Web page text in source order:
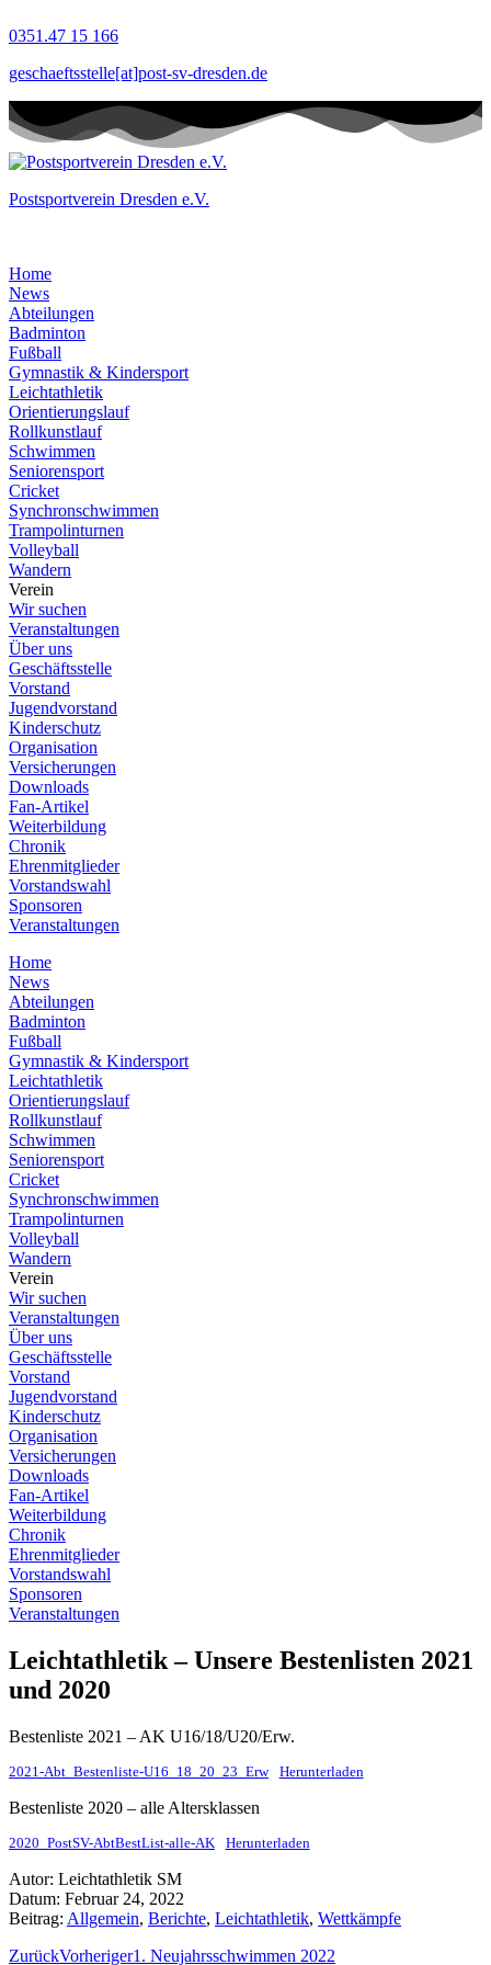
Inhalt
0351.47 15 166
geschaeftsstelle[at]post-sv-dresden.de
Postsportverein Dresden e.V.
Home
News
Abteilungen
Badminton
Fußball
Gymnastik & Kindersport
Leichtathletik
Orientierungslauf
Rollkunstlauf
Schwimmen
Seniorensport
Cricket
Synchronschwimmen
Trampolinturnen
Volleyball
Wandern
Verein
Wir suchen
Veranstaltungen
Über uns
Geschäftsstelle
Vorstand
Jugendvorstand
Kinderschutz
Organisation
Versicherungen
Downloads
Fan-Artikel
Weiterbildung
Chronik
Ehrenmitglieder
Vorstandswahl
Sponsoren
Veranstaltungen
Home
News
Abteilungen
Badminton
Fußball
Gymnastik & Kindersport
Leichtathletik
Orientierungslauf
Rollkunstlauf
Schwimmen
Seniorensport
Cricket
Synchronschwimmen
Trampolinturnen
Volleyball
Wandern
Verein
Wir suchen
Veranstaltungen
Über uns
Geschäftsstelle
Vorstand
Jugendvorstand
Kinderschutz
Organisation
Versicherungen
Downloads
Fan-Artikel
Weiterbildung
Chronik
Ehrenmitglieder
Vorstandswahl
Sponsoren
Veranstaltungen
Leichtathletik – Unsere Bestenlisten 2021
und 2020
Bestenliste 2021 – AK U16/18/U20/Erw.
2021-Abt_Bestenliste-U16_18_20_23_Erw Herunterladen
Bestenliste 2020 – alle Altersklassen
2020_PostSV-AbtBestList-alle-AK Herunterladen
Autor: Leichtathletik SM
Datum: Februar 24, 2022
Beitrag: Allgemein, Berichte, Leichtathletik, Wettkämpfe
ZurückVorheriger1. Neujahrsschwimmen 2022